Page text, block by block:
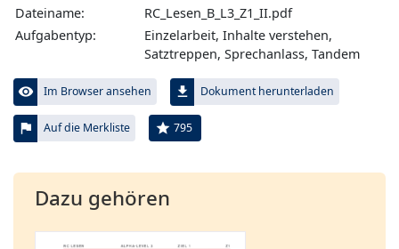
Dateiname:
RC_Lesen_B_L3_Z1_II.pdf
Aufgabentyp:
Einzelarbeit, Inhalte verstehen,
Satztreppen, Sprechanlass, Tandem
visibility Im Browser ansehen file_download Dokument herunterladen
flag Auf die Merkliste star 795
Dazu gehören